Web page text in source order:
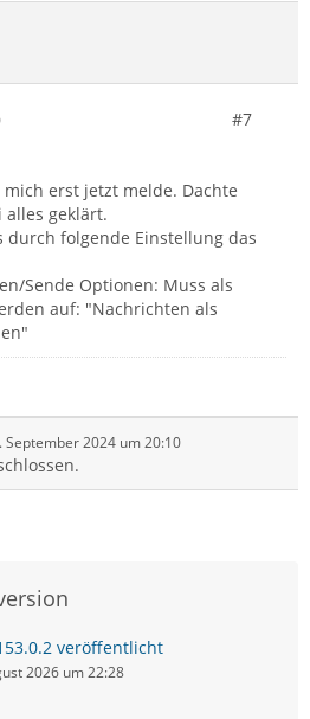
#7
erst jetzt melde. Dachte
geklärt.
durch folgende Einstellung das
Sende Optionen: Muss als
auf: "Nachrichten als
September 2024 um 20:10
veröffentlicht
2026 um 22:28